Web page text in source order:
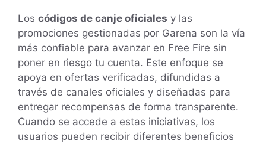
Los códigos de canje oficiales y las
promociones gestionadas por Garena son la vía
más confiable para avanzar en Free Fire sin
poner en riesgo tu cuenta. Este enfoque se
apoya en ofertas verificadas, difundidas a
través de canales oficiales y diseñadas para
entregar recompensas de forma transparente.
Cuando se accede a estas iniciativas, los
usuarios pueden recibir diferentes beneficios